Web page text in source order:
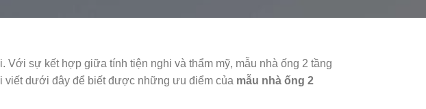
Với sự kết hợp giữa tính tiện nghi và thẩm mỹ, mẫu nhà ống 2 tầng
viết dưới đây để biết được những ưu điểm của mẫu nhà ống 2